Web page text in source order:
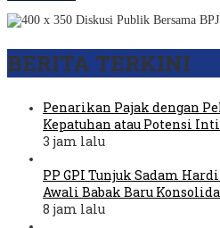
BERITA TERKINI
Penarikan Pajak dengan
Kepatuhan atau Potensi
3 jam lalu
PP GPI Tunjuk Sadam
Awali Babak Baru
8 jam lalu